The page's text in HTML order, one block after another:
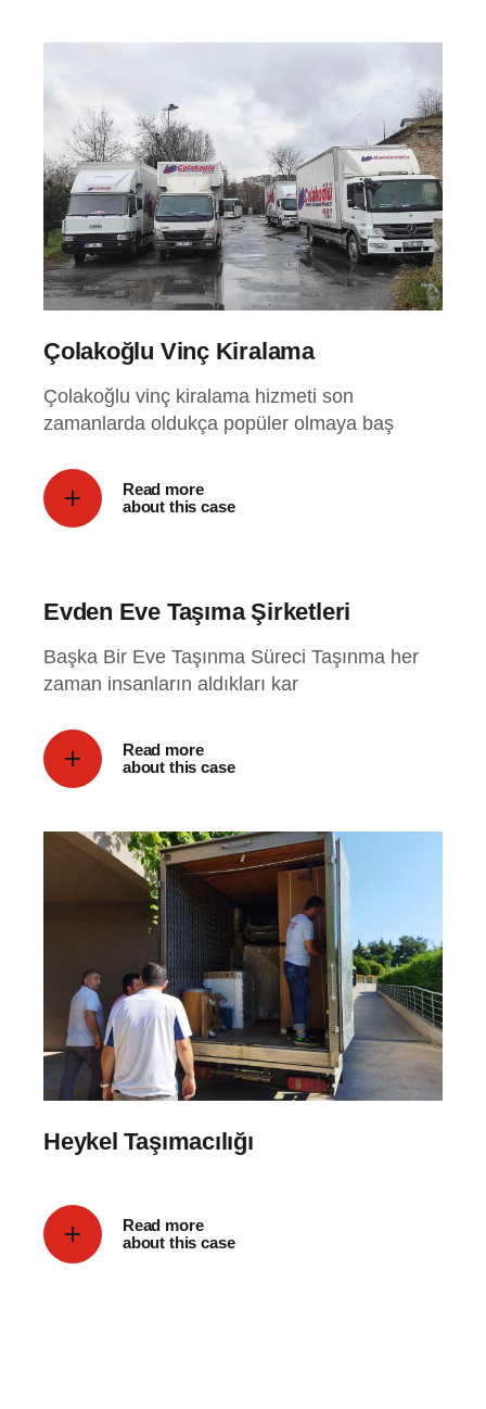
Çolakoğlu Vinç Kiralama
Çolakoğlu vinç kiralama hizmeti son
zamanlarda oldukça popüler olmaya baş
Read more
about this case
Evden Eve Taşıma Şirketleri
Başka Bir Eve Taşınma Süreci Taşınma her
zaman insanların aldıkları kar
Read more
about this case
Heykel Taşımacılığı
Read more
about this case